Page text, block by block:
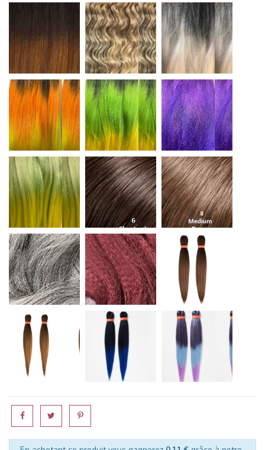
T27/613 T1B/SILVER
om sunset om greenmango violetindigo
ice green 6 8
cM51 cBG M8/12/340
OM/27/30 T1B/BLUE T3/OM/BLUE